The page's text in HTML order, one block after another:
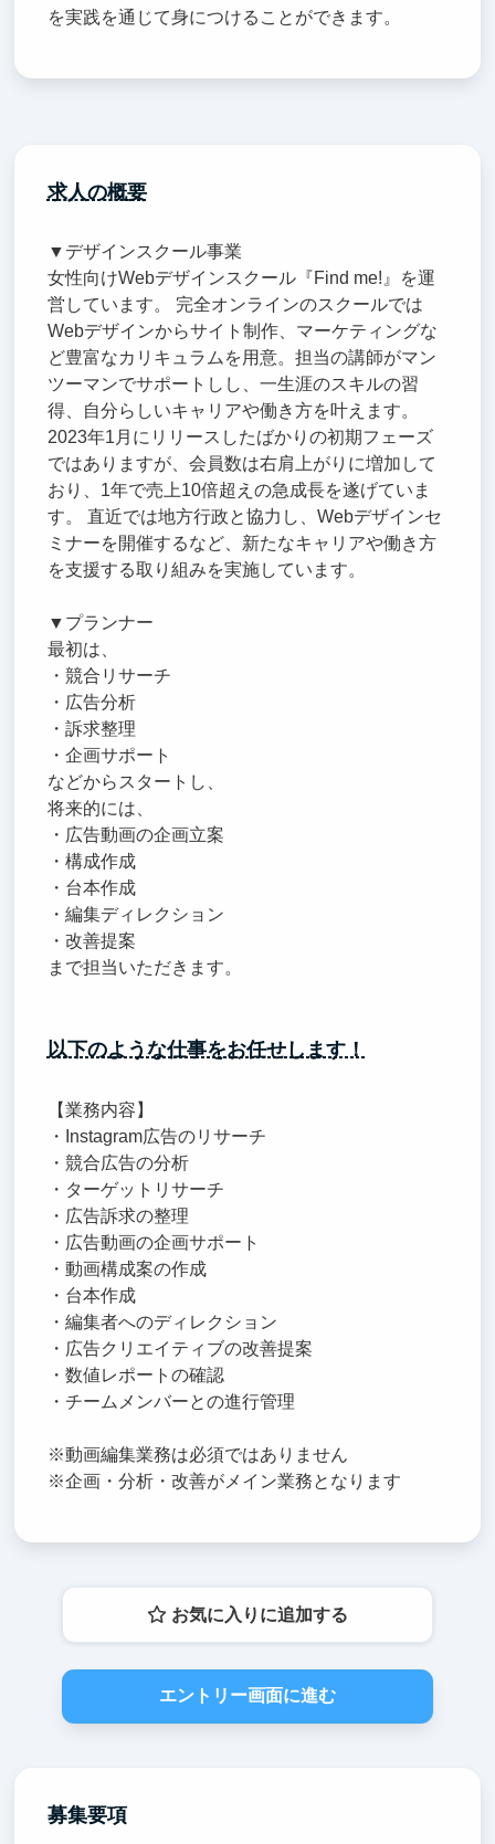
を実践を通じて身につけることができます。
求人の概要
▼デザインスクール事業
女性向けWebデザインスクール『Find me!』を運
営しています。 完全オンラインのスクールでは
Webデザインからサイト制作、マーケティングな
ど豊富なカリキュラムを用意。担当の講師がマン
ツーマンでサポートしし、一生涯のスキルの習
得、自分らしいキャリアや働き方を叶えます。
2023年1月にリリースしたばかりの初期フェーズ
ではありますが、会員数は右肩上がりに増加して
おり、1年で売上10倍超えの急成長を遂げていま
す。 直近では地方行政と協力し、Webデザインセ
ミナーを開催するなど、新たなキャリアや働き方
を支援する取り組みを実施しています。
▼プランナー
最初は、
・競合リサーチ
・広告分析
・訴求整理
・企画サポート
などからスタートし、
将来的には、
・広告動画の企画立案
・構成作成
・台本作成
・編集ディレクション
・改善提案
まで担当いただきます。
以下のような仕事をお任せします！
【業務内容】
・Instagram広告のリサーチ
・競合広告の分析
・ターゲットリサーチ
・広告訴求の整理
・広告動画の企画サポート
・動画構成案の作成
・台本作成
・編集者へのディレクション
・広告クリエイティブの改善提案
・数値レポートの確認
・チームメンバーとの進行管理
※動画編集業務は必須ではありません
※企画・分析・改善がメイン業務となります
お気に入りに追加する
エントリー画面に進む
募集要項